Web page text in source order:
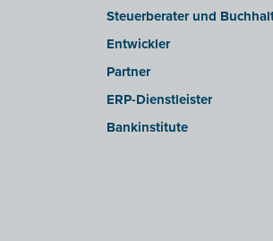
Steuerberater und
Entwickler
Partner
ERP-Dienstleister
Bankinstitute